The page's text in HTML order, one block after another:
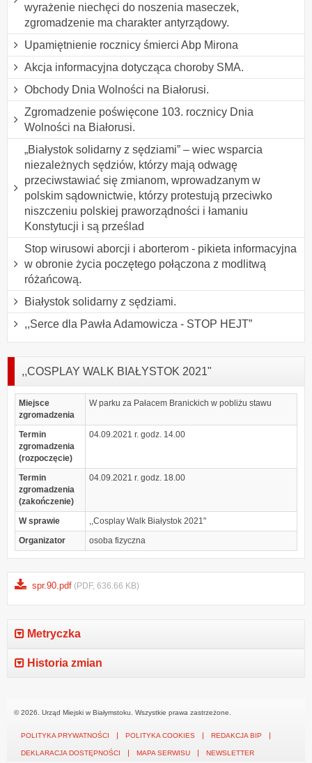
wyrażenie niechęci do noszenia maseczek,
zgromadzenie ma charakter antyrządowy.
Upamiętnienie rocznicy śmierci Abp Mirona
Akcja informacyjna dotycząca choroby SMA.
Obchody Dnia Wolności na Białorusi.
Zgromadzenie poświęcone 103. rocznicy Dnia
Wolności na Białorusi.
„Białystok solidarny z sędziami” – wiec wsparcia
niezależnych sędziów, którzy mają odwagę
przeciwstawiać się zmianom, wprowadzanym w
polskim sądownictwie, którzy protestują przeciwko
niszczeniu polskiej praworządności i łamaniu
Konstytucji i są prześlad
Stop wirusowi aborcji i aborterom - pikieta informacyjna
w obronie życia poczętego połączona z modlitwą
różańcową.
Białystok solidarny z sędziami.
,,Serce dla Pawła Adamowicza - STOP HEJT”
,,COSPLAY WALK BIAŁYSTOK 2021"
Miejsce
zgromadzenia
W parku za Pałacem Branickich w pobliżu stawu
Termin
zgromadzenia
(rozpoczęcie)
04.09.2021 r. godz. 14.00
Termin
zgromadzenia
(zakończenie)
04.09.2021 r. godz. 18.00
W sprawie
,,Cosplay Walk Białystok 2021"
Organizator
osoba fizyczna
spr.90.pdf (PDF, 636.66 KB)
Metryczka
Historia zmian
© 2026. Urząd Miejski w Białymstoku. Wszystkie prawa zastrzeżone.
POLITYKA PRYWATNOŚCI POLITYKA COOKIES REDAKCJA BIP
DEKLARACJA DOSTĘPNOŚCI MAPA SERWISU NEWSLETTER